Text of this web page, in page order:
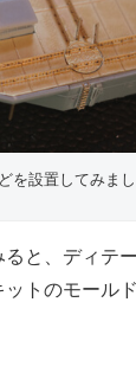
を設置してみま
と、ディテ
トのモール